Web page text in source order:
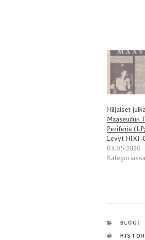
Hiljaiset
Maaseudun
Periferia
Levyt ‎HIKI-
03.05.2020
BLOGI